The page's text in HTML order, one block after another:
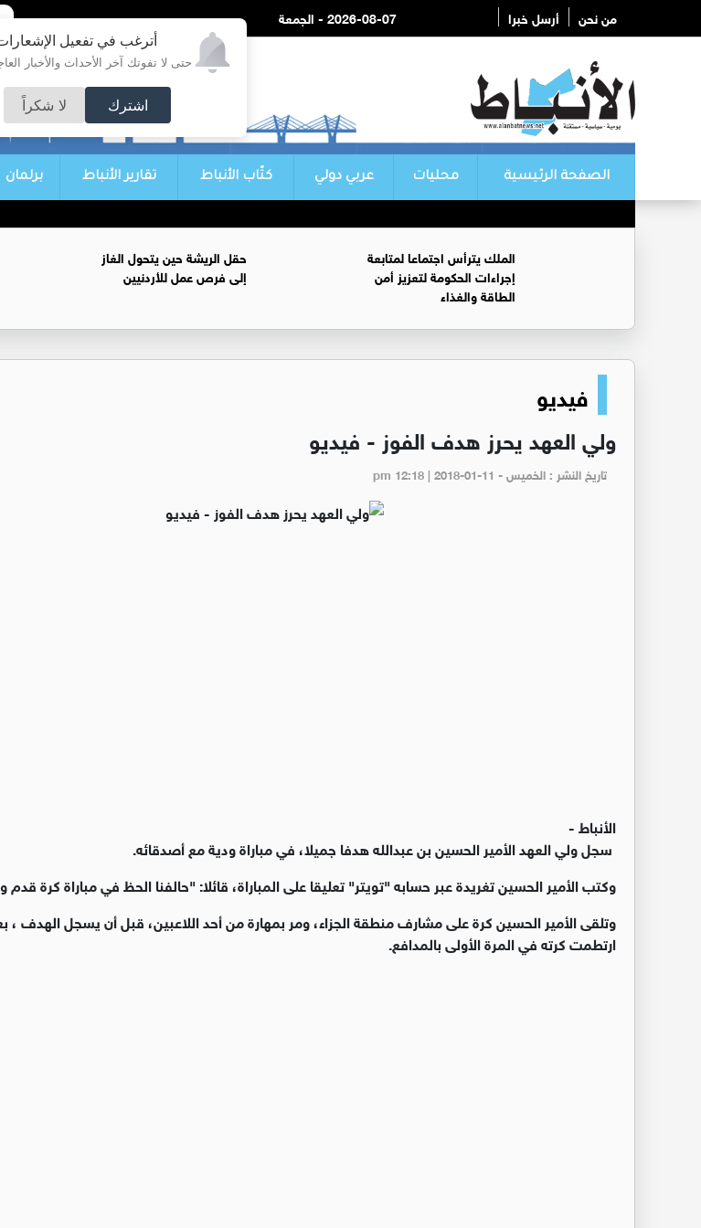
أترغب في تفعيل
حتى لا تفوتك آخر الأحداث والأخبار
اشترك لا شكراً
من نحن أرسل خبرا 2026-08-07 - الجمعة
الصفحة الرئيسية محليات عربي دولي كتّاب الأنباط تقارير الأنباط برلمان
الملك يترأس اجتماعا لمتابعة
إجراءات الحكومة لتعزيز أمن
الطاقة والغذاء
حقل الريشة حين يتحول الغاز
إلى فرص عمل للأردنيين
فيديو
ولي العهد يحرز هدف الفوز - فيديو
تاريخ النشر : الخميس - pm 12:18 | 2018-01-11
الأنباط -
سجل ولي العهد الأمير الحسين بن عبدالله هدفا جميلا، في مباراة ودية مع أصدقائه.
وكتب الأمير الحسين تغريدة عبر حسابه "تويتر" تعليقا على المباراة، قائلا: "حالفنا الحظ في مباراة كرة قدم
وتلقى الأمير الحسين كرة على مشارف منطقة الجزاء، ومر بمهارة من أحد اللاعبين، قبل أن يسجل الهدف ،
ارتطمت كرته في المرة الأولى بالمدافع.